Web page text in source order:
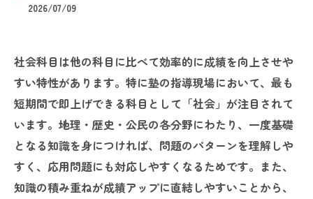
2026/07/09
社会科目は他の科目に比べて効率的に成績を向上させや
すい特性があります。特に塾の指導現場において、最も
短期間で即上げできる科目として「社会」が注目されて
います。地理・歴史・公民の各分野にわたり、一度基礎
となる知識を身につければ、問題のパターンを理解しや
すく、応用問題にも対応しやすくなるためです。また、
知識の積み重ねが成績アップに直結しやすいことから、